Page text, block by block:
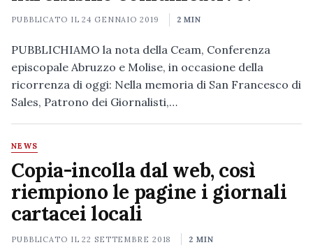
PUBBLICATO IL24 GENNAIO 2019 2 MIN
PUBBLICHIAMO la nota della Ceam, Conferenza
episcopale Abruzzo e Molise, in occasione della
ricorrenza di oggi: Nella memoria di San Francesco di
Sales, Patrono dei Giornalisti,…
NEWS
Copia-incolla dal web, così
riempiono le pagine i giornali
cartacei locali
PUBBLICATO IL22 SETTEMBRE 2018 2 MIN